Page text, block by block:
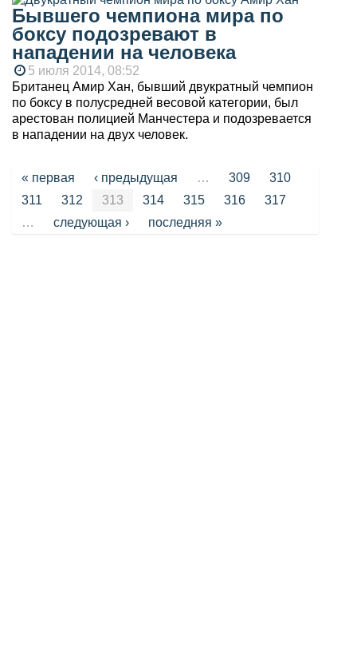
Бывшего чемпиона мира по
боксу подозревают в
нападении на человека
5 июля 2014, 08:52
Британец Амир Хан, бывший двукратный чемпион
по боксу в полусредней весовой категории, был
арестован полицией Манчестера и подозревается
в нападении на двух человек.
Страницы
« первая ‹ предыдущая … 309
310
311
312 313 314 315 316
317
…
следующая › последняя »